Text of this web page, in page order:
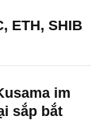
ETH, SHIB
im
sắp bắt